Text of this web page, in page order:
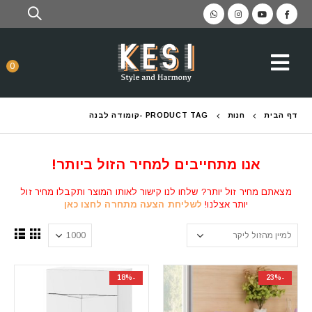
0
דף הבית חנות PRODUCT TAG - קומודה לבנה
אנו מתחייבים למחיר הזול ביותר!
מצאתם מחיר זול יותר? שלחו לנו קישור לאותו המוצר ותקבלו מחיר זול
יותר אצלנו! לשליחת הצעה מתחרה לחצו כאן
-23%
-18%